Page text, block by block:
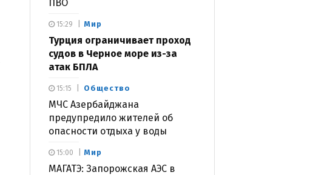
ПВО
Мир
Турция ограничивает проход
судов в Черное море из-за
атак БПЛА
15:29
Общество
МЧС Азербайджана
предупредило жителей об
опасности отдыха у воды
15:15
Мир
МАГАТЭ: Запорожская АЭС в
15:00